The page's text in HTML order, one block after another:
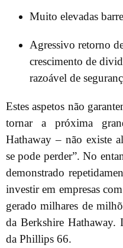
Muito elevadas
Agressivo retorno
crescimento de
razoável de
Estes aspetos não
tornar a próxima
Hathaway – não existe
se pode perder”. No
demonstrado
investir em empresas
gerado milhares de
da Berkshire Hathaway.
da Phillips 66.